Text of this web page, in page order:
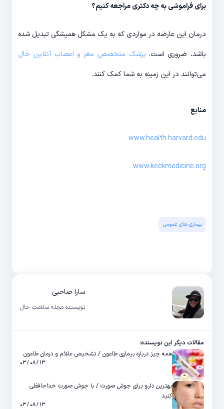
برای فراموشی به چه دکتری مراجعه کنیم؟
درمان این عارضه در مواردی که به یک مشکل همیشگی تبدیل شده
باشد، ضروری است. پزشک متخصص مغز و اعصاب آنلاین حال
می‌توانند در این زمینه به شما کمک کنند.
منابع
www.health.harvard.edu
www.keckmedicine.org
بیماری های عمومی
سارا صاحبی
نویسنده مجله سلامت حال
مقالات دیگر این نویسنده:
همه چیز درباره بیماری طاعون / تشخیص علائم و درمان طاعون
۱۳ / ۰۸ / ۰۳
بهترین دارو برای جوش صورت / با جوش صورت خداحافظی
کنید
۱۳ / ۰۸ / ۰۳